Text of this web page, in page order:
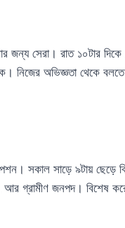
জন্য সেরা। রাত ১০টার
নিজের অভিজ্ঞতা থেকে
সকাল সাড়ে ৯টায় ছেড়ে
গ্রামীণ জনপদ। বিশেষ